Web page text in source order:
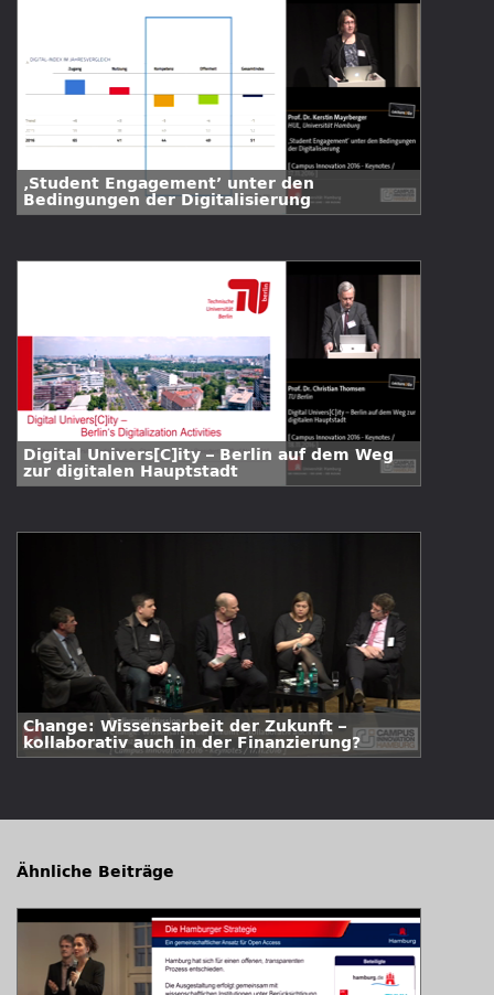
‚Student Engagement’ unter den
Bedingungen der Digitalisierung
Digital Univers[C]ity – Berlin auf dem Weg
zur digitalen Hauptstadt
Change: Wissensarbeit der Zukunft –
kollaborativ auch in der Finanzierung?
Ähnliche Beiträge